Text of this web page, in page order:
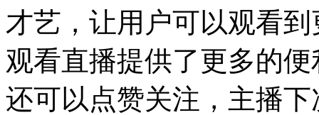
才艺，让用户可以观看
观看直播提供了更多的
还可以点赞关注，主播